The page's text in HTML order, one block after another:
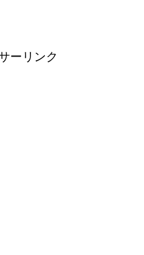
ーリンク